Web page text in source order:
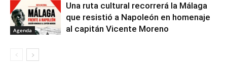
Agenda
Una ruta cultural recorrerá la Málaga
que resistió a Napoleón en homenaje
al capitán Vicente Moreno